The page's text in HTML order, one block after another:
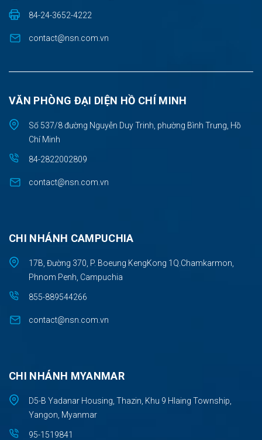
84-24-3652-4222
contact@nsn.com.vn
VĂN PHÒNG ĐẠI DIỆN HỒ CHÍ MINH
Số 537/8 đường Nguyễn Duy Trinh, phường Bình Trưng, Hồ
Chí Minh
84-2822002809
contact@nsn.com.vn
CHI NHÁNH CAMPUCHIA
17B, Đường 370, P. Boeung KengKong 1Q.Chamkarmon,
Phnom Penh, Campuchia
855-889544266
contact@nsn.com.vn
CHI NHÁNH MYANMAR
D5-B Yadanar Housing, Thazin, Khu 9 Hlaing Township,
Yangon, Myanmar
95-1519841